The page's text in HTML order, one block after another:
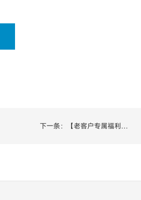
下一条：【老客户专属福利】